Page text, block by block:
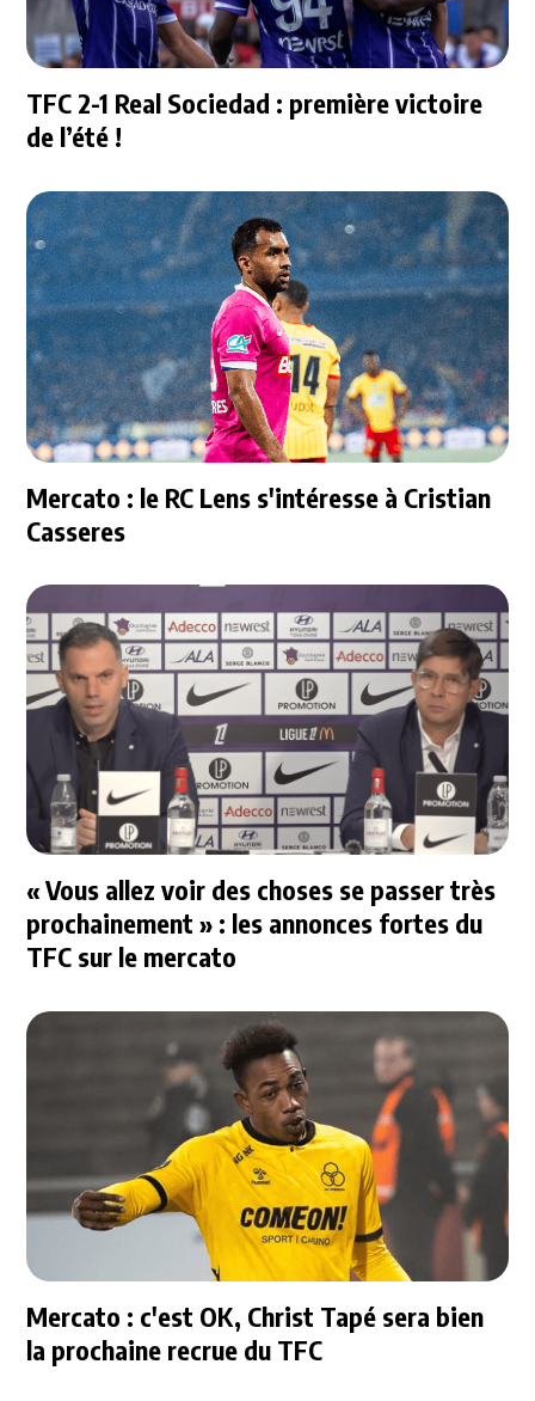
TFC 2-1 Real Sociedad : première victoire
de l’été !
Mercato : le RC Lens s'intéresse à Cristian
Casseres
« Vous allez voir des choses se passer très
prochainement » : les annonces fortes du
TFC sur le mercato
Mercato : c'est OK, Christ Tapé sera bien
la prochaine recrue du TFC